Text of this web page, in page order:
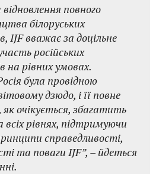
відновлення повного
білоруських
IJF вважає за доцільне
російських
на рівних умовах.
була провідною
дзюдо, і її повне
очікується, збагатить
рівнях, підтримуючи
справедливості,
та поваги IJF”, – йдеться